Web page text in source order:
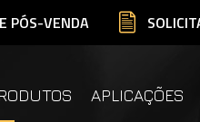
PÓS-VENDA
APLICAÇÕES